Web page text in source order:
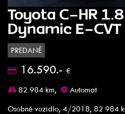
Toyota C-HR
Dynamic E-CVT
PREDANÉ
16.590.- €
82.984 km,
Automat
Osobné vozidlo, 4/2018, 82 984